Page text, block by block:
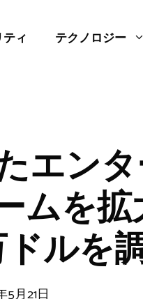
ィ テクノロジー
エン
ムを
ルを
5月21日